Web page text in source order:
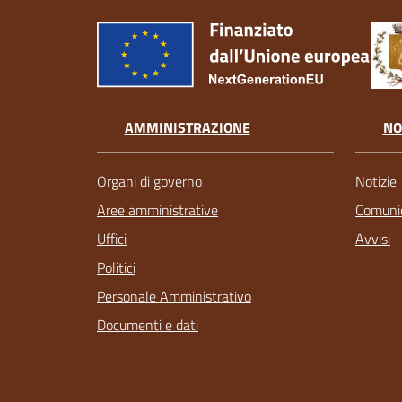
AMMINISTRAZIONE
Organi di governo
Aree amministrative
Uffici
Politici
Personale Amministrativo
Documenti e dati
Notizie
Avvisi